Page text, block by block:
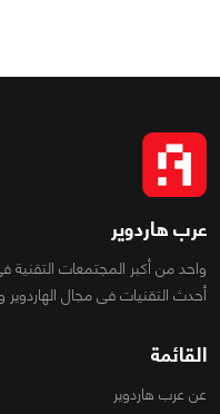
عرب هاردوير
واحد من أكبر المجتمعات
أحدث التقنيات فى مجال الهاردوير
القائمة
عن عرب هاردوير